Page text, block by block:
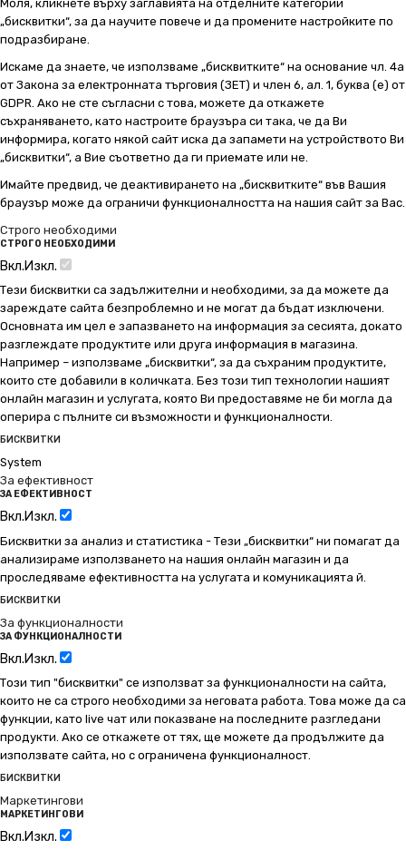
Моля, кликнете върху заглавията на отделните категории
„бисквитки“, за да научите повече и да промените настройките по
подразбиране.
Искаме да знаете, че използваме „бисквитките“ на основание чл. 4а
от Закона за електронната търговия (ЗЕТ) и член 6, ал. 1, буква (е) от
GDPR. Ако не сте съгласни с това, можете да откажете
съхраняването, като настроите браузъра си така, че да Ви
информира, когато някой сайт иска да запамети на устройството Ви
„бисквитки“, а Вие съответно да ги приемате или не.
Имайте предвид, че деактивирането на „бисквитките“ във Вашия
браузър може да ограничи функционалността на нашия сайт за Вас.
Строго необходими
СТРОГО НЕОБХОДИМИ
Вкл.Изкл.
Тези бисквитки са задължителни и необходими, за да можете да
зареждате сайта безпроблемно и не могат да бъдат изключени.
Основната им цел е запазването на информация за сесията, докато
разглеждате продуктите или друга информация в магазина.
Например – използваме „бисквитки“, за да съхраним продуктите,
които сте добавили в количката. Без този тип технологии нашият
онлайн магазин и услугата, която Ви предоставяме не би могла да
оперира с пълните си възможности и функционалности.
БИСКВИТКИ
System
За ефективност
ЗА ЕФЕКТИВНОСТ
Вкл.Изкл.
Бисквитки за анализ и статистика - Тези „бисквитки“ ни помагат да
анализираме използването на нашия онлайн магазин и да
проследяваме ефективността на услугата и комуникацията й.
БИСКВИТКИ
За функционалности
ЗА ФУНКЦИОНАЛНОСТИ
Вкл.Изкл.
Този тип "бисквитки" се използват за функционалности на сайта,
които не са строго необходими за неговата работа. Това може да са
функции, като live чат или показване на последните разгледани
продукти. Ако се откажете от тях, ще можете да продължите да
използвате сайта, но с ограничена функционалност.
БИСКВИТКИ
Маркетингови
МАРКЕТИНГОВИ
Вкл.Изкл.